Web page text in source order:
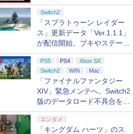
ブック3冊同時発売が決定
Switch2
「スプラトゥーン レイダー
ス」更新データ「Ver.1.1.1」
が配信開始。ブキやステージ
に関する不具合を修正
PS5 PS4
Xbox SX
Switch2
WIN Mac
「ファイナルファンタジー
XIV」緊急メンテへ。Switch2
版のデータロード不具合を最
適化
エンタメ
「キングダム ハーツ」のス